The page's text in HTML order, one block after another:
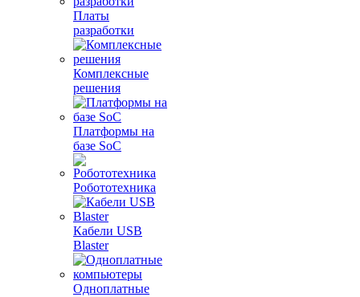
Платы
разработки
Комплексные
решения
Платформы на
базе SoC
Робототехника
Кабели USB
Blaster
Одноплатные